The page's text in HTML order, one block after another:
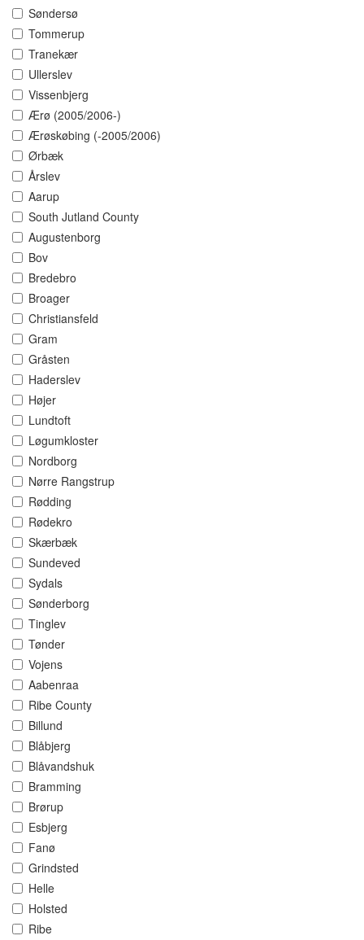
Søndersø
Tommerup
Tranekær
Ullerslev
Vissenbjerg
Ærø (2005/2006-)
Ærøskøbing (-2005/2006)
Ørbæk
Årslev
Aarup
South Jutland County
Augustenborg
Bov
Bredebro
Broager
Christiansfeld
Gram
Gråsten
Haderslev
Højer
Lundtoft
Løgumkloster
Nordborg
Nørre Rangstrup
Rødding
Rødekro
Skærbæk
Sundeved
Sydals
Sønderborg
Tinglev
Tønder
Vojens
Aabenraa
Ribe County
Billund
Blåbjerg
Blåvandshuk
Bramming
Brørup
Esbjerg
Fanø
Grindsted
Helle
Holsted
Ribe